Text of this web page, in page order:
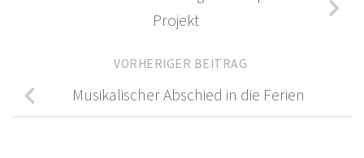
Projekt
VORHERIGER BEITRAG
Musikalischer Abschied in die Ferien